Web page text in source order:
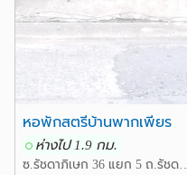
หอพักสตรีบ้านพากเพียร
ห่างไป 1.9 กม.